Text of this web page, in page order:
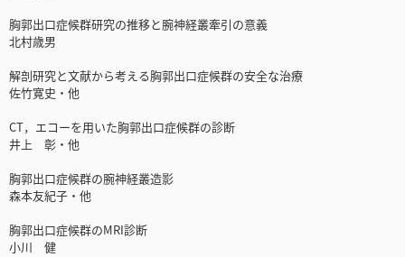
胸郭出口症候群研究の推移と腕神経叢牽引の意義
北村歳男
解剖研究と文献から考える胸郭出口症候群の安全な治療
佐竹寛史・他
CT，エコーを用いた胸郭出口症候群の診断
井上 彰・他
胸郭出口症候群の腕神経叢造影
森本友紀子・他
胸郭出口症候群のMRI診断
小川 健